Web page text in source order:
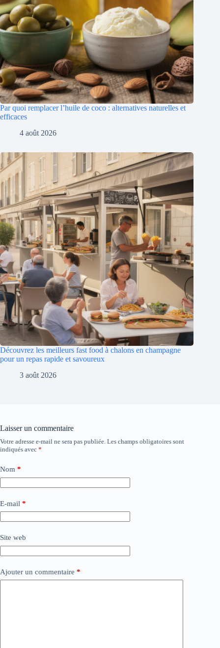
Par quoi remplacer l’huile de coco : alternatives naturelles et
efficaces
4 août 2026
Découvrez les meilleurs fast food à chalons en champagne
pour un repas rapide et savoureux
3 août 2026
Laisser un commentaire
Votre adresse e-mail ne sera pas publiée. Les champs obligatoires sont
indiqués avec *
Nom *
E-mail *
Site web
Ajouter un commentaire *